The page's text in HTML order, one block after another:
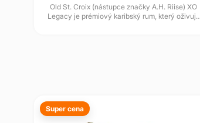
Old St. Croix (nástupce značky A.H. Riise) XO
Legacy je prémiový karibský rum, který oživuje
Super cena